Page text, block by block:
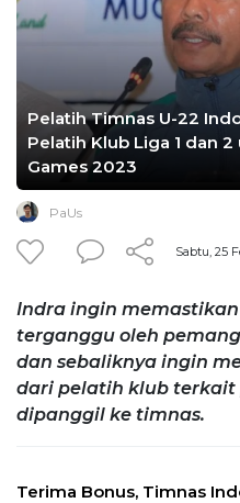
Pelatih Timnas U-22
Pelatih Klub Liga 1 dan
Games 2023
PaUs
Sabtu, 25
Indra ingin
terganggu oleh
dan sebaliknya ingin
dari pelatih klub terkait
dipanggil ke timnas.
Terima Bonus, Timnas